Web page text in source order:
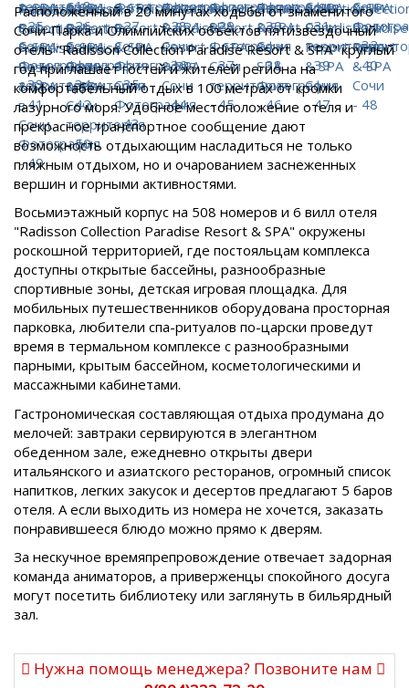
Расположенный в 20 минутах ходьбы от знаменитого
Сочи-Парка и Олимпийских объектов пятизвездочный
отель "Radisson Collection Paradise Resort & SPA" круглый
год приглашает гостей и жителей региона на
комфортабельный отдых в 100 метрах от кромки
лазурного моря. Удобное местоположение отеля и
прекрасное транспортное сообщение дают
возможность отдыхающим насладиться не только
пляжным отдыхом, но и очарованием заснеженных
вершин и горными активностями.
Восьмиэтажный корпус на 508 номеров и 6 вилл отеля
"Radisson Collection Paradise Resort & SPA" окружены
роскошной территорией, где постояльцам комплекса
доступны открытые бассейны, разнообразные
спортивные зоны, детская игровая площадка. Для
мобильных путешественников оборудована просторная
парковка, любители спа-ритуалов по-царски проведут
время в термальном комплексе с разнообразными
парными, крытым бассейном, косметологическими и
массажными кабинетами.
Гастрономическая составляющая отдыха продумана до
мелочей: завтраки сервируются в элегантном
обеденном зале, ежедневно открыты двери
итальянского и азиатского ресторанов, огромный список
напитков, легких закусок и десертов предлагают 5 баров
отеля. А если выходить из номера не хочется, заказать
понравившееся блюдо можно прямо к дверям.
За нескучное времяпрепровождение отвечает задорная
команда аниматоров, а приверженцы спокойного досуга
могут посетить библиотеку или заглянуть в бильярдный
зал.
Нужна помощь менеджера? Позвоните нам